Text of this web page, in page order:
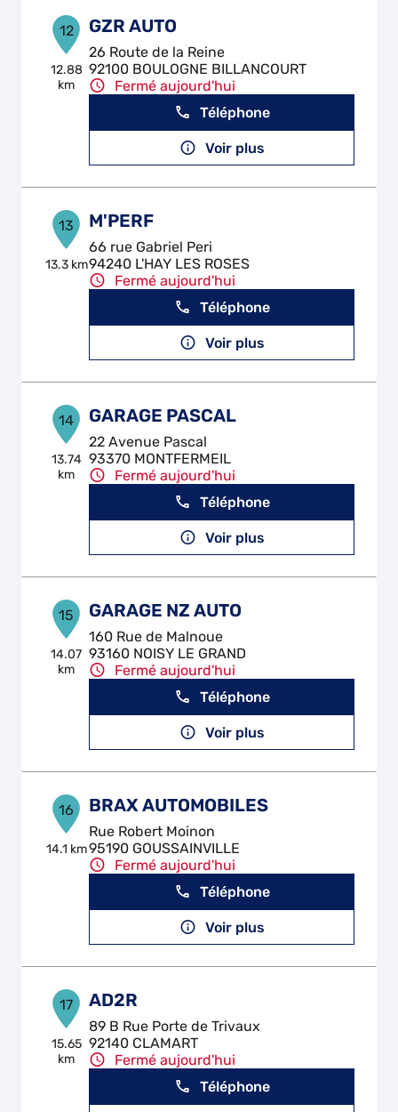
12
12.88
km
GZR AUTO
26 Route de la Reine
92100 BOULOGNE BILLANCOURT
Fermé aujourd'hui
Téléphone
Voir plus
13
13.3 km
M'PERF
66 rue Gabriel Peri
94240 L'HAY LES ROSES
Fermé aujourd'hui
Téléphone
Voir plus
14
13.74
km
GARAGE PASCAL
22 Avenue Pascal
93370 MONTFERMEIL
Fermé aujourd'hui
Téléphone
Voir plus
15
14.07
km
GARAGE NZ AUTO
160 Rue de Malnoue
93160 NOISY LE GRAND
Fermé aujourd'hui
Téléphone
Voir plus
16
14.1 km
BRAX AUTOMOBILES
Rue Robert Moinon
95190 GOUSSAINVILLE
Fermé aujourd'hui
Téléphone
Voir plus
17
15.65
km
AD2R
89 B Rue Porte de Trivaux
92140 CLAMART
Fermé aujourd'hui
Téléphone